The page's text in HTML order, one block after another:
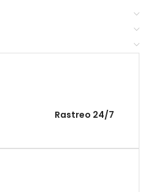
Rastreo 24/7